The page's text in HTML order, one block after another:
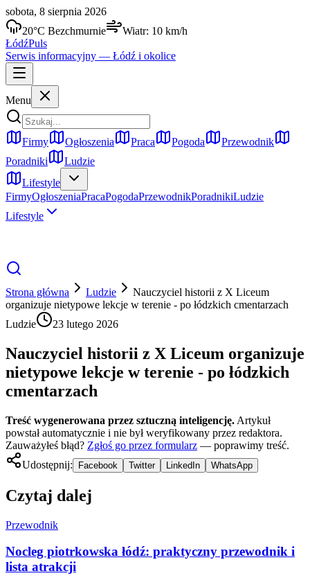
sobota, 8 sierpnia 2026
20°C Bezchmurnie Wiatr: 10 km/h
ŁódźPuls
Serwis informacyjny — Łódź i okolice
Menu
Firmy Ogłoszenia Praca Pogoda
Przewodnik
Poradniki
Ludzie
Lifestyle
FirmyOgłoszeniaPracaPogodaPrzewodnikPoradnikiLudzie
Lifestyle
Strona główna Ludzie
Nauczyciel historii z X Liceum
organizuje nietypowe lekcje w terenie - po łódzkich cmentarzach
Ludzie
23 lutego 2026
Nauczyciel historii z X Liceum organizuje
nietypowe lekcje w terenie - po łódzkich
cmentarzach
Treść wygenerowana przez sztuczną inteligencję. Artykuł
powstał automatycznie i nie był weryfikowany przez redaktora.
Zauważyłeś błąd? Zgłoś go przez formularz — poprawimy treść.
Udostępnij:
Facebook Twitter LinkedIn WhatsApp
Czytaj dalej
Przewodnik
Nocleg piotrkowska łódź: praktyczny przewodnik i
lista atrakcji